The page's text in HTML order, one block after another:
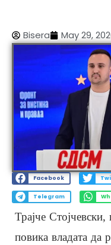
Bisera May 29,
Facebook
Telegram
Трајче
повика владата да